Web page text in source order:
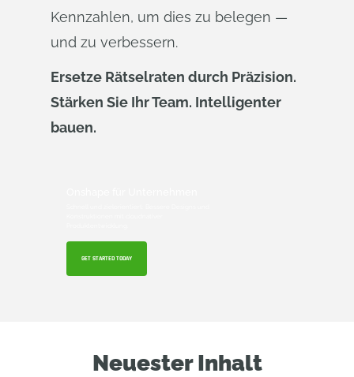
Kennzahlen, um dies zu belegen —
und zu verbessern.
Ersetze Rätselraten durch Präzision.
Stärken Sie Ihr Team. Intelligenter
bauen.
GET STARTED TODAY
Neuester Inhalt